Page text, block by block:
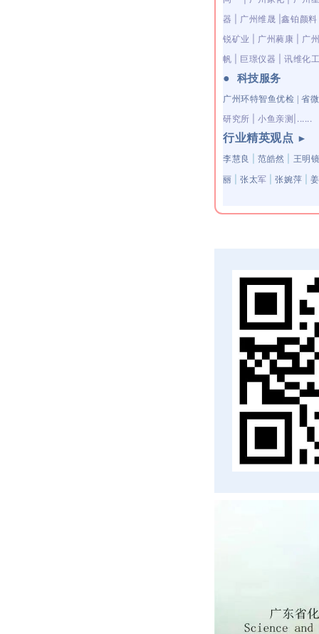
器
广州维晟 |鑫铂颜料
锐矿业
| 广州蕤康 | 广
帆 | 巨璟仪器 | 讯维化
● 科技服务
广州环特智鱼优检 | 省
研究所 | 小鱼亲测|......
行业精英观点 ►
李慧良
|范皓然
王明
丽 |张太军 |张婉萍